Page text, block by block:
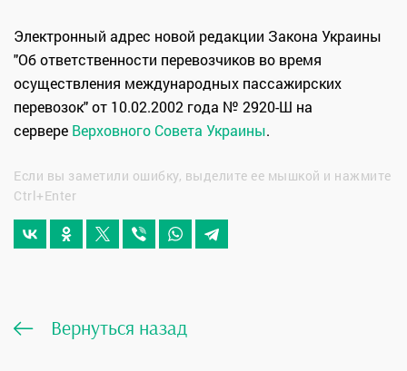
Электронный адрес новой редакции Закона Украины
"Об ответственности перевозчиков во время
осуществления международных пассажирских
перевозок" от 10.02.2002 года № 2920-Ш на
сервере Верховного Совета Украины.
Если вы заметили ошибку, выделите ее мышкой и нажмите
Ctrl+Enter
Вернуться назад